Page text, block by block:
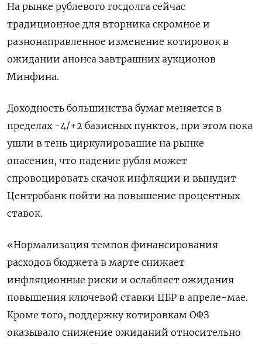
На рынке рублевого госдолга сейчас
традиционное для вторника скромное и
разнонаправленное изменение котировок в
ожидании анонса завтрашних аукционов
Минфина.
Доходность большинства бумаг меняется в
пределах -4/+2 базисных пунктов, при этом пока
ушли в тень циркулировашие на рынке
опасения, что падение рубля может
спровоцировать скачок инфляции и вынудит
Центробанк пойти на повышение процентных
ставок.
«Нормализация темпов финансирования
расходов бюджета в марте снижает
инфляционные риски и ослабляет ожидания
повышения ключевой ставки ЦБР в апреле-мае.
Кроме того, поддержку котировкам ОФЗ
оказывало снижение ожиданий относительно